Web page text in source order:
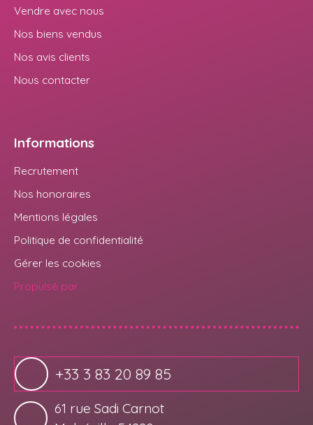
Vendre avec nous
Nos biens vendus
Nos avis clients
Nous contacter
Informations
Recrutement
Nos honoraires
Mentions légales
Politique de confidentialité
Gérer les cookies
Propulsé par
+33 3 83 20 89 85
61 rue Sadi Carnot